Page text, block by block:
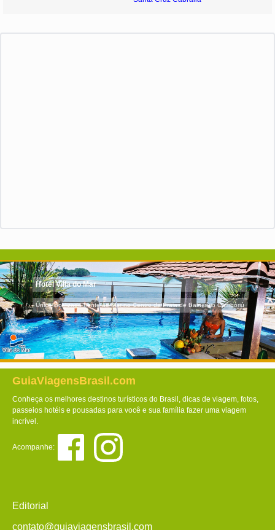
Hotel Villa do Mar
Único localizado frente ao Mar no Centro da Praia de Balneário Camboriú
GuiaViagensBrasil.com
Conheça os melhores destinos turísticos do Brasil, dicas de viagem, fotos,
passeios hotéis e pousadas para você e sua família fazer uma viagem
incrível.
Acompanhe:
Editorial
contato@guiaviagensbrasil.com